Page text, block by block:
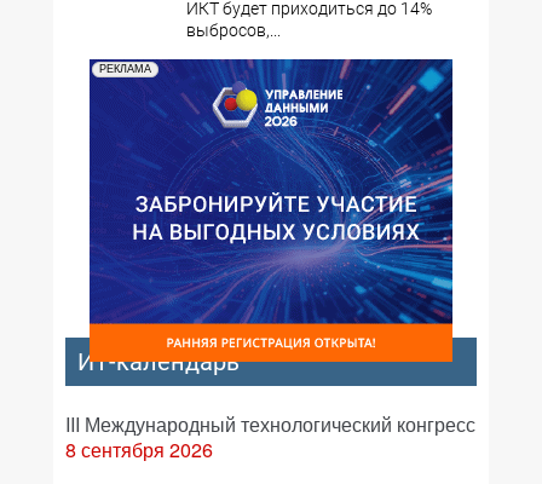
ИКТ будет приходиться до 14%
выбросов,...
РЕКЛАМА
ИТ-календарь
III Международный технологический конгресс
8 сентября 2026